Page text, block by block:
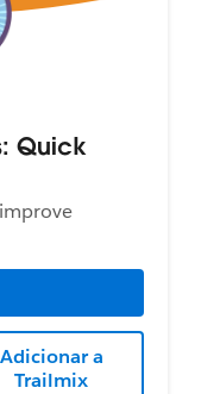
Quick
Adicionar a
Trailmix